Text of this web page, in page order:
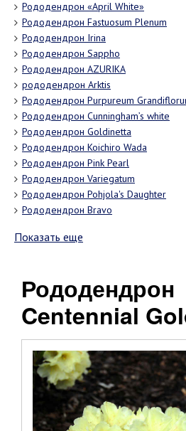
Рододендрон «April White»
Рододендрон Fastuosum Plenum
Рододендрон Irina
Рододендрон Sappho
Рододендрон AZURIKA
рододендрон Arktis
Рододендрон Purpureum
Рододендрон Cunningham’s white
Рододендрон Goldinetta
Рододендрон Koichiro Wada
Рододендрон Pink Pearl
Рододендрон Variegatum
Рододендрон Pohjola's Daughter
Рододендрон Bravo
Показать еще
Рододендрон
Centennial